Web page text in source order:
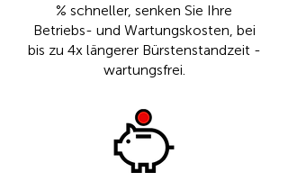
% schneller, senken Sie Ihre
Betriebs- und Wartungskosten, bei
bis zu 4x längerer Bürstenstandzeit -
wartungsfrei.